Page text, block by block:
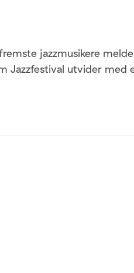
jazzmusikere
Jazzfestival utvider